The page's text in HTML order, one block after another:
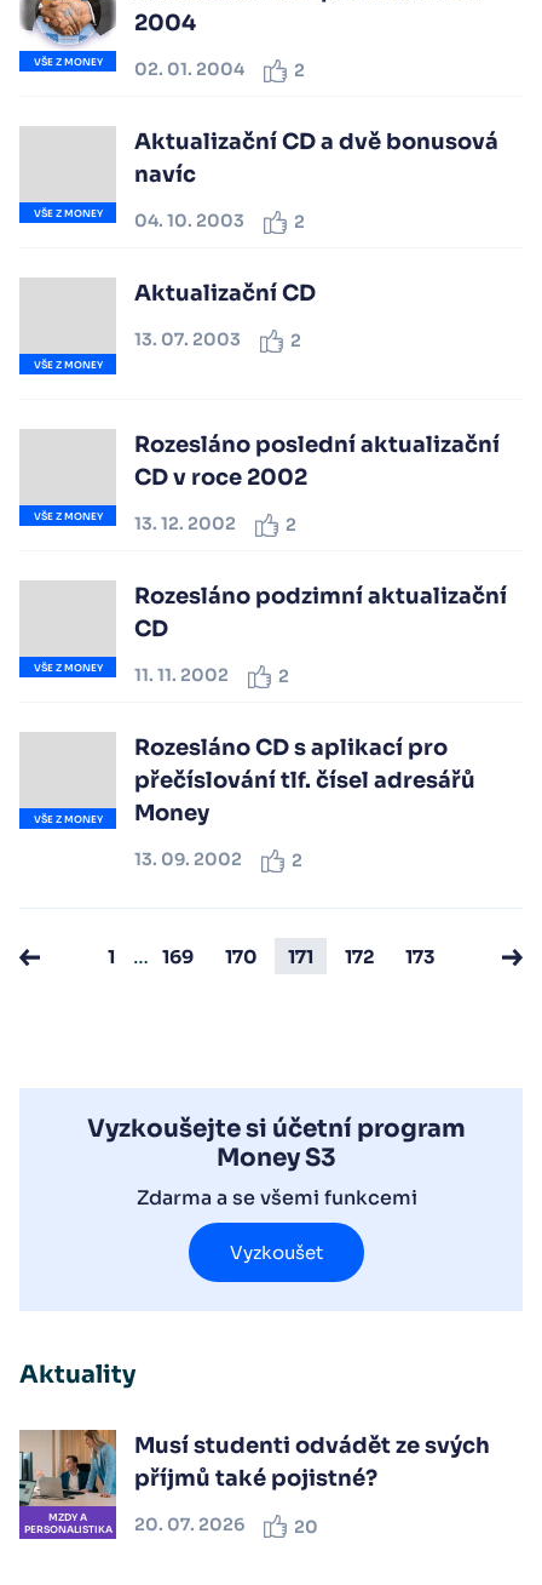
VŠE Z MONEY
2004
02. 01. 2004 2
VŠE Z MONEY
Aktualizační CD a dvě bonusová
navíc
04. 10. 2003 2
VŠE Z MONEY
Aktualizační CD
13. 07. 2003 2
VŠE Z MONEY
Rozesláno poslední aktualizační
CD v roce 2002
13. 12. 2002 2
VŠE Z MONEY
Rozesláno podzimní aktualizační
CD
11. 11. 2002 2
VŠE Z MONEY
Rozesláno CD s aplikací pro
přečíslování tlf. čísel adresářů
Money
13. 09. 2002 2
1 … 169 170 171 172 173
Vyzkoušejte si účetní program
Money S3
Zdarma a se všemi funkcemi
Vyzkoušet
Aktuality
MZDY A
PERSONALISTIKA
Musí studenti odvádět ze svých
příjmů také pojistné?
20. 07. 2026 20